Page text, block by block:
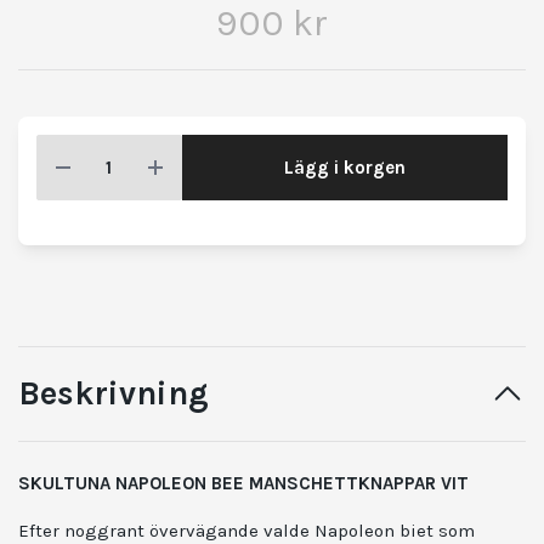
900 kr
Lägg i korgen
Beskrivning
SKULTUNA NAPOLEON BEE MANSCHETTKNAPPAR VIT
Efter noggrant övervägande valde Napoleon biet som